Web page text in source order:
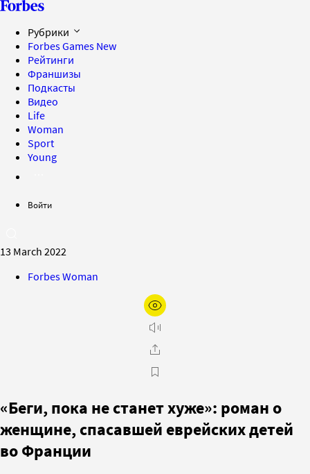
Рубрики
Forbes Games New
Рейтинги
Франшизы
Подкасты
Видео
Life
Woman
Sport
Young
Войти
13 March 2022
Forbes Woman
«Беги, пока не станет хуже»: роман о
женщине, спасавшей еврейских детей
во Франции